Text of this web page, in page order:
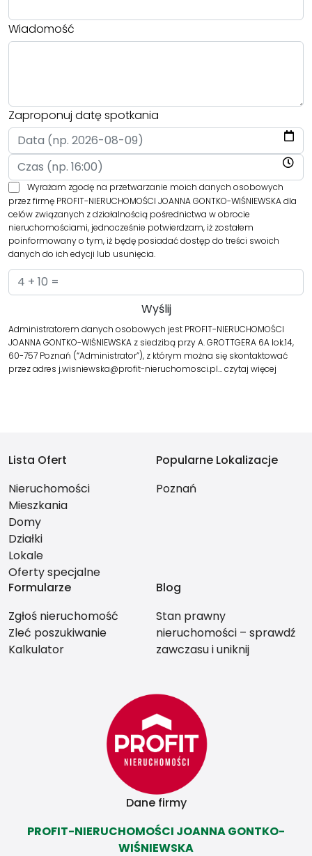
Wiadomość
Zaproponuj datę spotkania
Wyrażam zgodę na przetwarzanie moich danych osobowych
przez firmę PROFIT-NIERUCHOMOŚCI JOANNA GONTKO-WIŚNIEWSKA dla
celów związanych z działalnością pośrednictwa w obrocie
nieruchomościami, jednocześnie potwierdzam, iż zostałem
poinformowany o tym, iż będę posiadać dostęp do treści swoich
danych do ich edycji lub usunięcia.
Administratorem danych osobowych jest PROFIT-NIERUCHOMOŚCI
JOANNA GONTKO-WIŚNIEWSKA z siedzibą przy A. GROTTGERA 6A lok.14,
60-757 Poznań (“Administrator”), z którym można się skontaktować
przez adres j.wisniewska@profit-nieruchomosci.pl…czytaj więcej
Lista Ofert
Nieruchomości
Mieszkania
Domy
Działki
Lokale
Oferty specjalne
Popularne Lokalizacje
Poznań
Formularze
Zgłoś nieruchomość
Zleć poszukiwanie
Kalkulator
Blog
Stan prawny
nieruchomości – sprawdź
zawczasu i uniknij
Dane firmy
PROFIT-NIERUCHOMOŚCI JOANNA GONTKO-
WIŚNIEWSKA